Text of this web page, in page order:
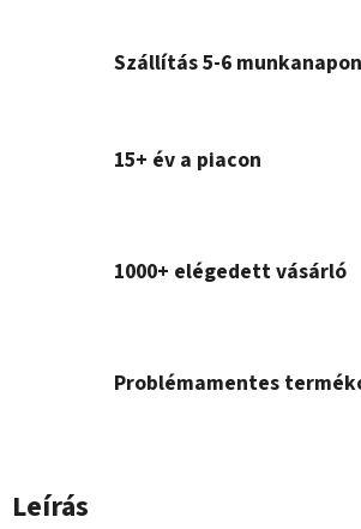
Szállítás 5-6
15+ év a piacon
1000+ elégedett vásárló
Problémamentes
Leírás